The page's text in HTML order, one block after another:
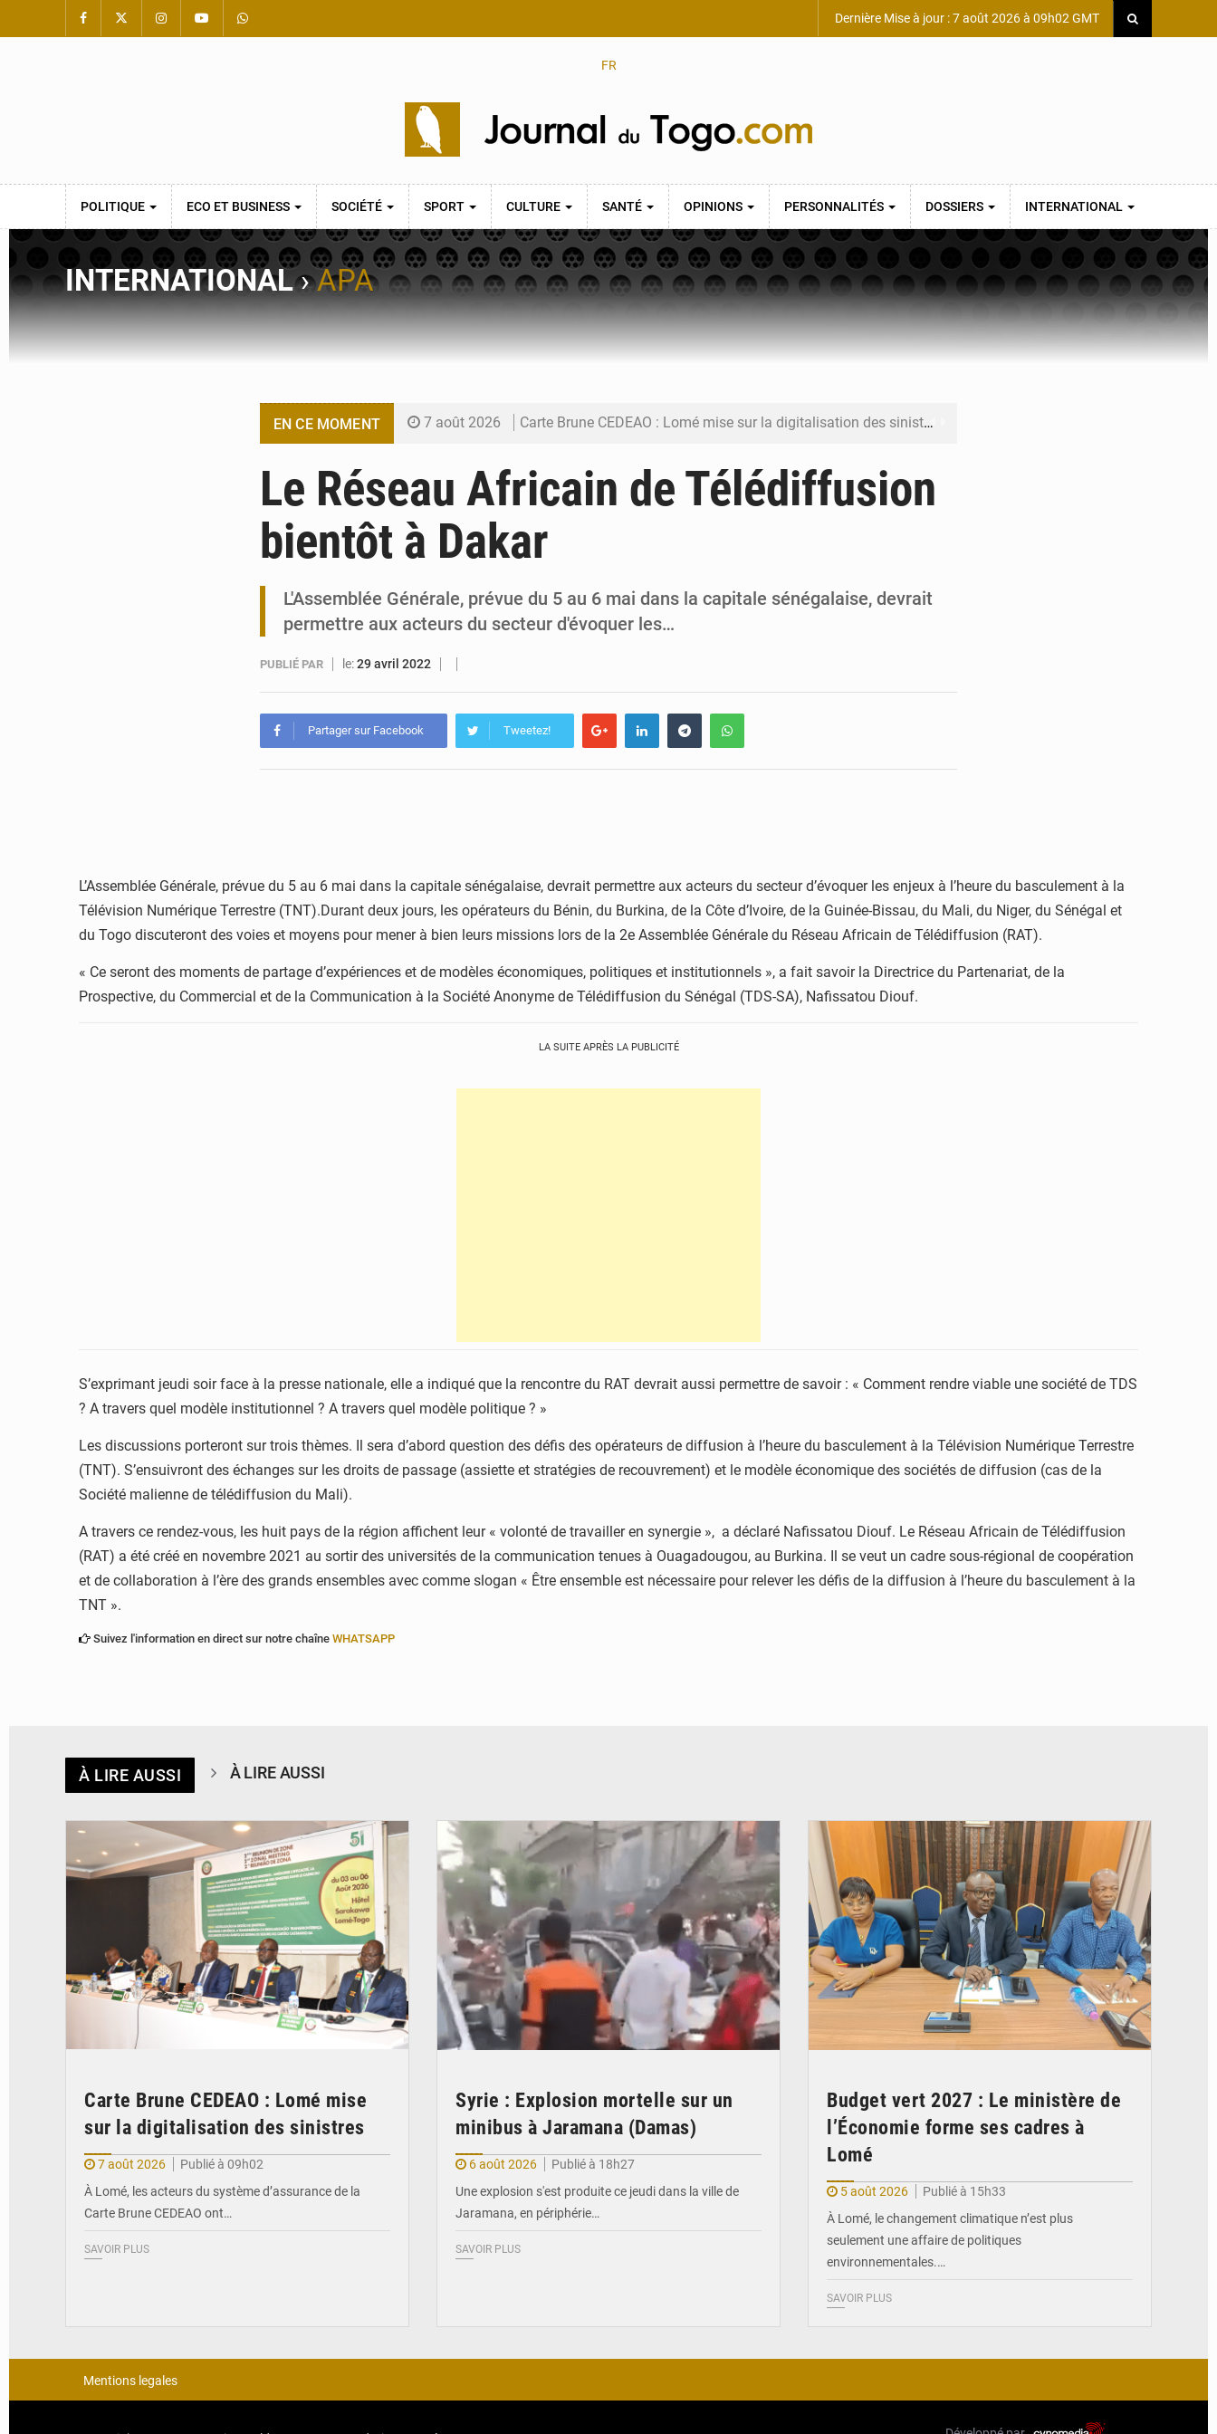
Dernière Mise à jour : 7 août 2026 à 09h02 GMT
FR
POLITIQUE ECO ET BUSINESS SOCIÉTÉ SPORT CULTURE SANTÉ OPINIONS PERSONNALITÉS DOSSIERS INTERNATIONAL
INTERNATIONAL›APA
EN CE MOMENT 7 août 2026 Carte Brune CEDEAO : Lomé mise sur la digitalisation des sinistres
5 août 2026 Budget vert 2027 : Le ministère de l’Économie forme ses cadres à Lomé
5 août 2026 Travail domestique non rémunéré : à Saly, l’Afrique veut en mesurer la valeur
Le Réseau Africain de Télédiffusion
bientôt à Dakar
L'Assemblée Générale, prévue du 5 au 6 mai dans la capitale sénégalaise, devrait
permettre aux acteurs du secteur d'évoquer les…
PUBLIÉ PAR le:29 avril 2022
Partager sur Facebook Tweetez!
L’Assemblée Générale, prévue du 5 au 6 mai dans la capitale sénégalaise, devrait permettre aux acteurs du secteur d’évoquer les enjeux à l’heure du basculement à la
Télévision Numérique Terrestre (TNT).Durant deux jours, les opérateurs du Bénin, du Burkina, de la Côte d’Ivoire, de la Guinée-Bissau, du Mali, du Niger, du Sénégal et
du Togo discuteront des voies et moyens pour mener à bien leurs missions lors de la 2e Assemblée Générale du Réseau Africain de Télédiffusion (RAT).
« Ce seront des moments de partage d’expériences et de modèles économiques, politiques et institutionnels », a fait savoir la Directrice du Partenariat, de la
Prospective, du Commercial et de la Communication à la Société Anonyme de Télédiffusion du Sénégal (TDS-SA), Nafissatou Diouf.
LA SUITE APRÈS LA PUBLICITÉ
S’exprimant jeudi soir face à la presse nationale, elle a indiqué que la rencontre du RAT devrait aussi permettre de savoir : « Comment rendre viable une société de TDS
? A travers quel modèle institutionnel ? A travers quel modèle politique ? »
Les discussions porteront sur trois thèmes. Il sera d’abord question des défis des opérateurs de diffusion à l’heure du basculement à la Télévision Numérique Terrestre
(TNT). S’ensuivront des échanges sur les droits de passage (assiette et stratégies de recouvrement) et le modèle économique des sociétés de diffusion (cas de la
Société malienne de télédiffusion du Mali).
A travers ce rendez-vous, les huit pays de la région affichent leur « volonté de travailler en synergie », a déclaré Nafissatou Diouf. Le Réseau Africain de Télédiffusion
(RAT) a été créé en novembre 2021 au sortir des universités de la communication tenues à Ouagadougou, au Burkina. Il se veut un cadre sous-régional de coopération
et de collaboration à l’ère des grands ensembles avec comme slogan « Être ensemble est nécessaire pour relever les défis de la diffusion à l’heure du basculement à la
TNT ».
Suivez l'information en direct sur notre chaîne WHATSAPP
À LIRE AUSSI À LIRE AUSSI
Carte Brune CEDEAO : Lomé mise
sur la digitalisation des sinistres
7 août 2026
Publié à 09h02
À Lomé, les acteurs du système d’assurance de la
Carte Brune CEDEAO ont…
SAVOIR PLUS
Syrie : Explosion mortelle sur un
minibus à Jaramana (Damas)
6 août 2026
Publié à 18h27
Une explosion s'est produite ce jeudi dans la ville de
Jaramana, en périphérie…
SAVOIR PLUS
Budget vert 2027 : Le ministère de
l’Économie forme ses cadres à
Lomé
5 août 2026
Publié à 15h33
À Lomé, le changement climatique n’est plus
seulement une affaire de politiques
environnementales.…
SAVOIR PLUS
Mentions legales